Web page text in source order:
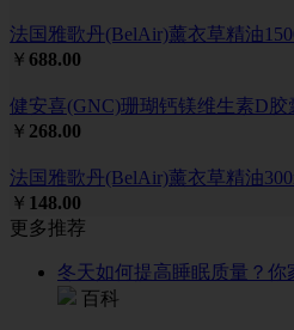
法国雅歌丹(BelAir)薰衣草精油
￥ 688.00
健安喜(GNC)珊瑚钙镁维生素D胶
￥ 268.00
法国雅歌丹(BelAir)薰衣草精油
￥ 148.00
更多推荐
冬天如何提高睡眠质量？你
百科